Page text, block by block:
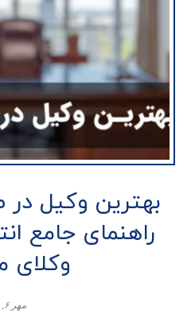
بهترین وکیل در
راهنمای جامع
وکلای
مهر ۶, ۱۴۰۴